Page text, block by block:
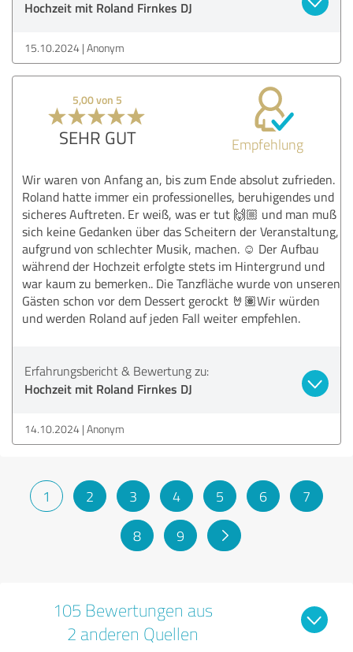
Hochzeit mit Roland Firnkes DJ
15.10.2024 Anonym
5,00 von 5
SEHR GUT Empfehlung
Wir waren von Anfang an, bis zum Ende absolut zufrieden.
Roland hatte immer ein professionelles, beruhigendes und
sicheres Auftreten. Er weiß, was er tut 🙌🏼 und man muß
sich keine Gedanken über das Scheitern der Veranstaltung,
aufgrund von schlechter Musik, machen. ☺️ Der Aufbau
während der Hochzeit erfolgte stets im Hintergrund und
war kaum zu bemerken.. Die Tanzfläche wurde von unseren
Gästen schon vor dem Dessert gerockt 🤘🏽Wir würden
und werden Roland auf jeden Fall weiter empfehlen.
Erfahrungsbericht & Bewertung zu:
Hochzeit mit Roland Firnkes DJ
14.10.2024 Anonym
1 2 3 4 5 6 7
8 9
105 Bewertungen aus
2 anderen Quellen